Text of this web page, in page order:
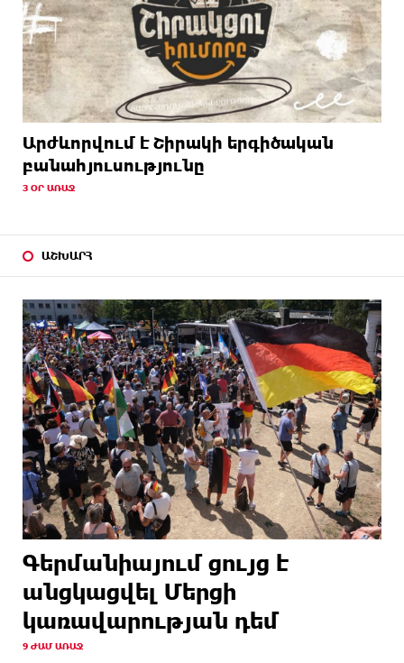
Արժևորվում է Շիրակի երգիծական
բանահյուսությունը
3 ՕՐ ԱՌԱՋ
ԱՇԽԱՐՀ
Գերմանիայում ցույց է
անցկացվել Մերցի
կառավարության դեմ
9 ԺԱՄ ԱՌԱՋ